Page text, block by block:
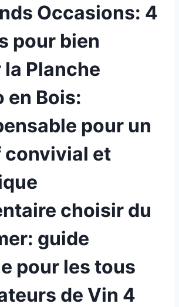
Occasions: 4
pour bien
Planche
en Bois:
pour un
et
choisir du
guide
pour les tous
de Vin 4